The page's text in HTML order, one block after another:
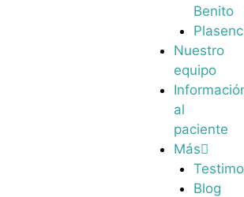
Benito
Nuestro
equipo
al
paciente
Más
Blog